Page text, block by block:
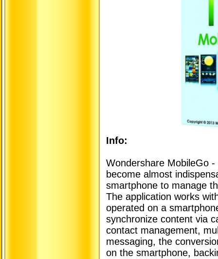
Info:
Wondershare MobileGo
become almost
smartphone to manage
The application works
operated on a
synchronize content via
contact management,
messaging, the
on the smartphone,